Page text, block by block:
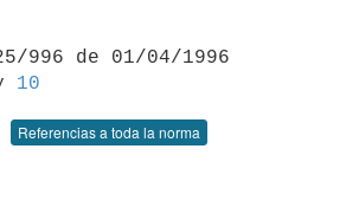
996 de 01/04/1996
10
Referencias a toda la norma